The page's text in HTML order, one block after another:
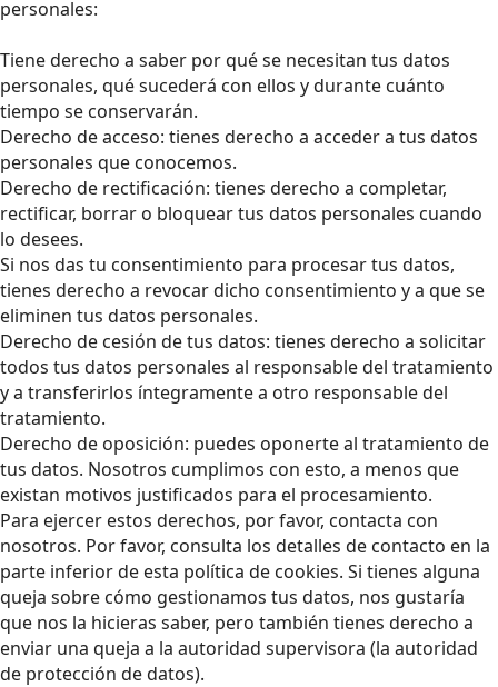
personales:
Tiene derecho a saber por qué se necesitan tus datos
personales, qué sucederá con ellos y durante cuánto
tiempo se conservarán.
Derecho de acceso: tienes derecho a acceder a tus datos
personales que conocemos.
Derecho de rectificación: tienes derecho a completar,
rectificar, borrar o bloquear tus datos personales cuando
lo desees.
Si nos das tu consentimiento para procesar tus datos,
tienes derecho a revocar dicho consentimiento y a que se
eliminen tus datos personales.
Derecho de cesión de tus datos: tienes derecho a solicitar
todos tus datos personales al responsable del tratamiento
y a transferirlos íntegramente a otro responsable del
tratamiento.
Derecho de oposición: puedes oponerte al tratamiento de
tus datos. Nosotros cumplimos con esto, a menos que
existan motivos justificados para el procesamiento.
Para ejercer estos derechos, por favor, contacta con
nosotros. Por favor, consulta los detalles de contacto en la
parte inferior de esta política de cookies. Si tienes alguna
queja sobre cómo gestionamos tus datos, nos gustaría
que nos la hicieras saber, pero también tienes derecho a
enviar una queja a la autoridad supervisora (la autoridad
de protección de datos).